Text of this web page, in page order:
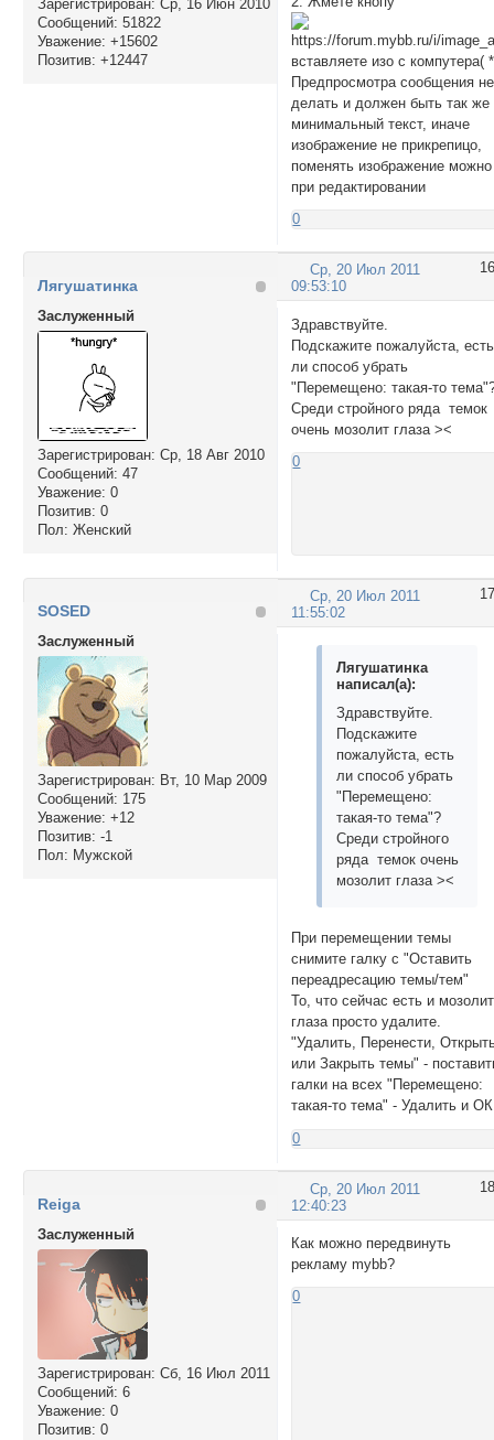
Зарегистрирован: Ср, 16 Июн 2010
Сообщений: 51822
Уважение: +15602
Позитив: +12447
вставляете изо с компутера(
Предпросмотра сообщения не
делать и должен быть так же
минимальный текст, иначе
изображение не прикрепицо,
поменять изображение можно
при редактировании
0
16
Ср, 20 Июл 2011
09:53:10
Лягушатинка
Заслуженный
Зарегистрирован: Ср, 18 Авг 2010
Сообщений: 47
Уважение: 0
Позитив: 0
Пол: Женский
Здравствуйте.
Подскажите пожалуйста, есть
ли способ убрать
"Перемещено: такая-то
Среди стройного ряда темок
очень мозолит глаза ><
0
17
Ср, 20 Июл 2011
11:55:02
SOSED
Заслуженный
Зарегистрирован: Вт, 10 Мар 2009
Сообщений: 175
Уважение: +12
Позитив: -1
Пол: Мужской
Лягушатинка
написал(а):
Здравствуйте.
Подскажите
пожалуйста, есть
ли способ убрать
"Перемещено:
такая-то тема"?
Среди стройного
ряда темок очень
мозолит глаза ><
При перемещении темы
снимите галку с "Оставить
переадресацию темы/тем"
То, что сейчас есть и мозолит
глаза просто удалите.
"Удалить, Перенести,
или Закрыть темы" -
галки на всех "Перемещено:
такая-то тема" - Удалить и ОК
0
18
Ср, 20 Июл 2011
12:40:23
Reiga
Заслуженный
Зарегистрирован: Сб, 16 Июл 2011
Сообщений: 6
Уважение: 0
Позитив: 0
Как можно передвинуть
рекламу mybb?
0